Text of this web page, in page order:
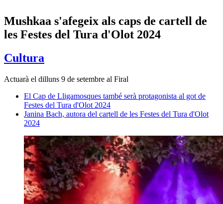
Mushkaa s'afegeix als caps de cartell de
les Festes del Tura d'Olot 2024
Cultura
Actuarà el dilluns 9 de setembre al Firal
El Cap de Lligamosques també serà protagonista al got de
Festes del Tura d'Olot 2024
Janina Bach, autora del cartell de les Festes del Tura d'Olot
2024